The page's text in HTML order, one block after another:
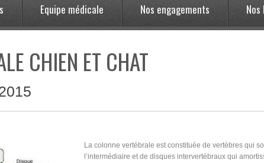
Equipe médicale Nos engagements
CHIEN ET CHAT
La colonne vertébrale est constituée de vertèbres qui
l’intermédiaire et de disques intervertébraux qui